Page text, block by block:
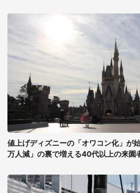
値上げディズニーの「オワコン化」が
万人減」の裏で増える40代以上の来園